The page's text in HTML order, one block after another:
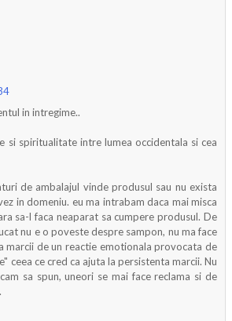
in intregime..
si spiritualitate intre lumea occidentala si cea
de ambalajul vinde produsul sau nu exista
in domeniu. eu ma intrabam daca mai misca
sa-l faca neaparat sa cumpere produsul. De
nu e o poveste despre sampon, nu ma face
marcii de un reactie emotionala provocata de
ceea ce cred ca ajuta la persistenta marcii. Nu
sa spun, uneori se mai face reclama si de